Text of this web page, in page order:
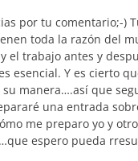
por tu comentario;-)
toda la razón del
el trabajo antes y
esencial. Y es cierto
su manera….así que
una entrada
me preparo yo y
espero pueda